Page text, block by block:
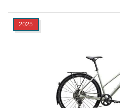
2025